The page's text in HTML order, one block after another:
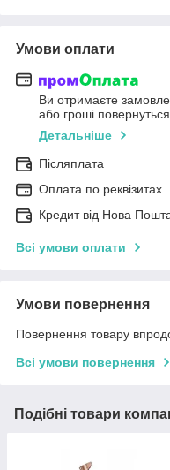
Умови оплати
Ви отримаєте
або гроші
Детальніше
Післяплата
Оплата по реквізитах
Кредит від Нова
Всі умови оплати
Умови повернення
Повернення товару
Всі умови повернення
Подібні товари